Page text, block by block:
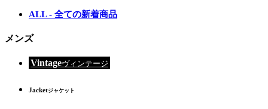
ALL - 全ての新着商品
メンズ
Vintageヴィンテージ
Jacketジャケット